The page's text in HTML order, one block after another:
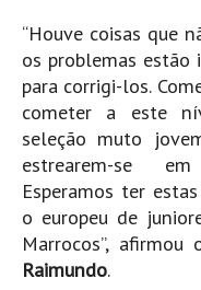
Peniche - Consolação Norte
Peniche Supertubos HD
SANTA CRUZ
Praia do Navio HD
Ericeira HD
Ericeira - Ribeira D'Ilhas HD
Boardriders Ericeira HD
“Houve coisas que
os problemas estão
para corrigi-los.
cometer a este
seleção muto
estrearem-se
Esperamos ter
o europeu de
Marrocos”,
Raimundo.